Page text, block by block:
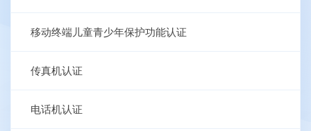
移动终端儿童青少年保护功能认证
传真机认证
电话机认证